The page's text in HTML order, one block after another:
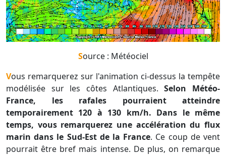
Source : Météociel
Vous remarquerez sur l'animation ci-dessus la tempête
modélisée sur les côtes Atlantiques.Selon Météo-
France, les rafales pourraient atteindre
temporairement 120 à 130 km/h. Dans le même
temps, vous remarquerez une accélération du flux
marin dans le Sud-Est de la France. Ce coup de vent
pourrait être bref mais intense. De plus, on remarque